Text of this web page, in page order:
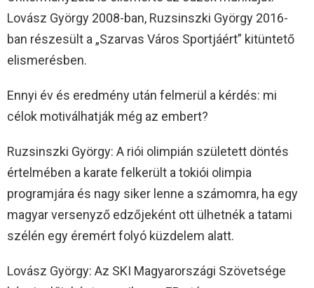
Lovász György 2008-ban, Ruzsinszki György 2016-
ban részesült a „Szarvas Város Sportjáért” kitüntető
elismerésben.
Ennyi év és eredmény után felmerül a kérdés: mi
célok motiválhatják még az embert?
Ruzsinszki György: A riói olimpián született döntés
értelmében a karate felkerült a tokiói olimpia
programjára és nagy siker lenne a számomra, ha egy
magyar versenyző edzőjeként ott ülhetnék a tatami
szélén egy éremért folyó küzdelem alatt.
Lovász György: Az SKI Magyarországi Szövetsége